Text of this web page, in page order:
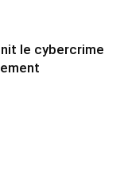
le cybercrime